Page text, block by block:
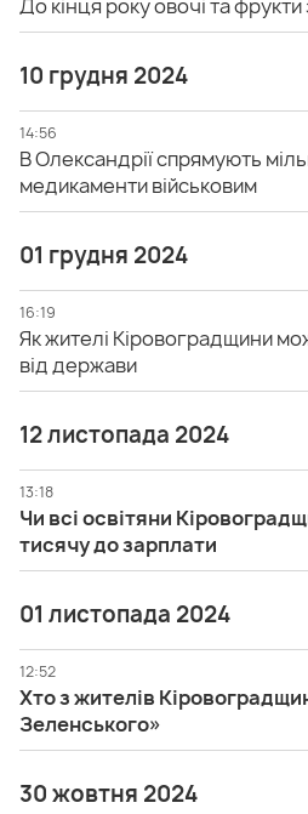
До кінця року овочі та
10 грудня 2024
14:56
В Олександрії спрямують
медикаменти військовим
01 грудня 2024
16:19
Як жителі Кіровоградщини
від держави
12 листопада 2024
13:18
Чи всі освітяни
тисячу до зарплати
01 листопада 2024
12:52
Хто з жителів
Зеленського»
30 жовтня 2024